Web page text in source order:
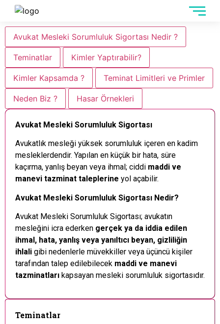
Avukat Mesleki Sorumluluk Sigortası Nedir ?
Teminatlar Kimler Yaptırabilir?
Kimler Kapsamda ? Teminat Limitleri ve Primler
Neden Biz ? Hasar Örnekleri
Avukat Mesleki Sorumluluk Sigortası
Avukatlık mesleği yüksek sorumluluk içeren en kadim
mesleklerdendir. Yapılan en küçük bir hata, süre
kaçırma, yanlış beyan veya ihmal; ciddi maddi ve
manevi tazminat taleplerine yol açabilir.
Avukat Mesleki Sorumluluk Sigortası Nedir?
Avukat Mesleki Sorumluluk Sigortası; avukatın
mesleğini icra ederken gerçek ya da iddia edilen
ihmal, hata, yanlış veya yanıltıcı beyan, gizliliğin
ihlali gibi nedenlerle müvekkiller veya üçüncü kişiler
tarafından talep edilebilecek maddi ve manevi
tazminatları kapsayan mesleki sorumluluk sigortasıdır.
Teminatlar